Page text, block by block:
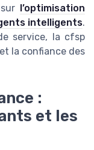
l’optimisation
intelligents.
service, la cfsp
la confiance des
:
et les